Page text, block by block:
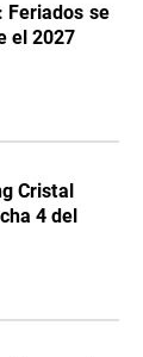
Feriados se
el 2027
Cristal
4 del